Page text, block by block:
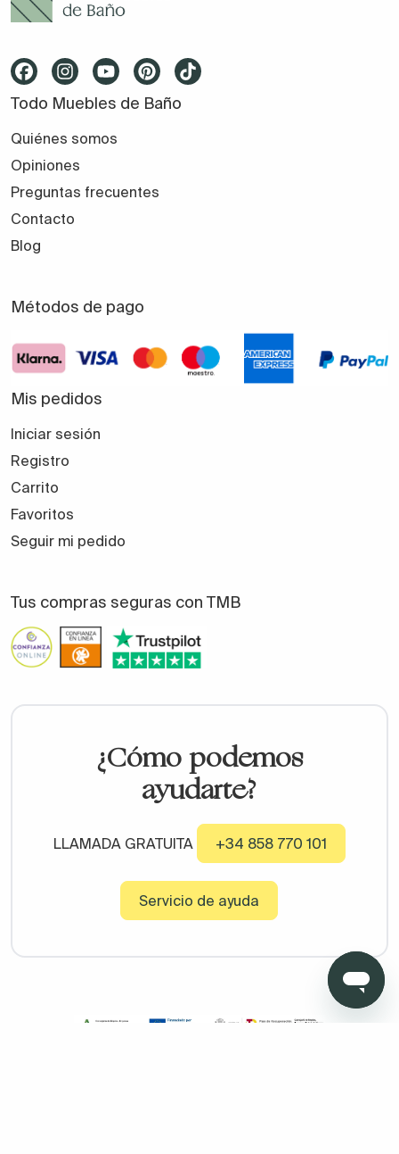
Todo Muebles de Baño
Quiénes somos
Opiniones
Preguntas frecuentes
Contacto
Blog
Métodos de pago
Mis pedidos
Iniciar sesión
Registro
Carrito
Favoritos
Seguir mi pedido
Tus compras seguras con TMB
¿Cómo podemos
ayudarte?
LLAMADA GRATUITA +34 858 770 101
Servicio de ayuda